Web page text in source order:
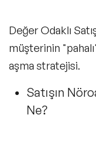
Değer Odaklı
müşterinin
aşma stratejisi.
Satışın
Ne?